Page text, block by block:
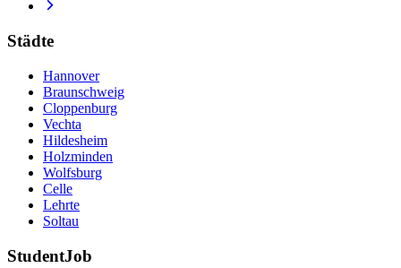
Städte
Hannover
Braunschweig
Cloppenburg
Vechta
Hildesheim
Holzminden
Wolfsburg
Celle
Lehrte
Soltau
StudentJob